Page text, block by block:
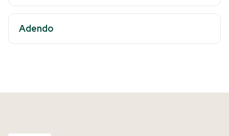
Adendo